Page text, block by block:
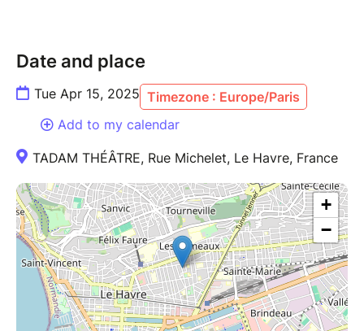
Date and place
Tue Apr 15, 2025 Timezone : Europe/Paris
Add to my calendar
TADAM THÉÂTRE, Rue Michelet, Le Havre, France
+
−